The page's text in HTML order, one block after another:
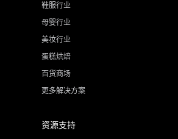
鞋服行业
母婴行业
美妆行业
蛋糕烘焙
百货商场
更多解决方案
资源支持